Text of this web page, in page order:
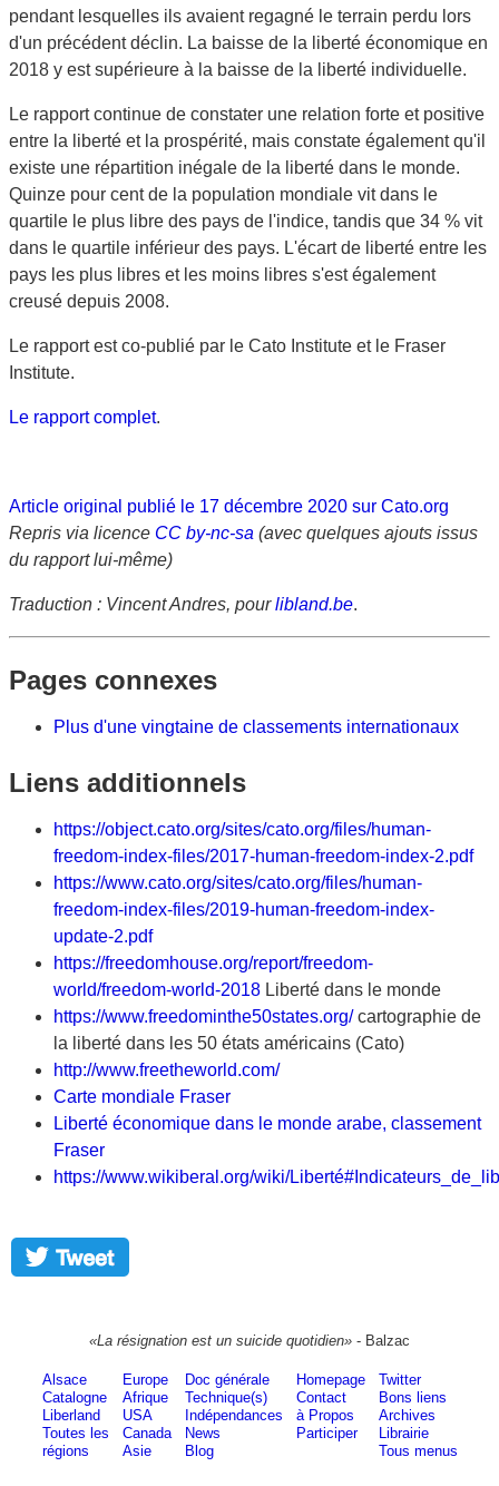
pendant lesquelles ils avaient regagné le terrain perdu lors
d'un précédent déclin. La baisse de la liberté économique en
2018 y est supérieure à la baisse de la liberté individuelle.
Le rapport continue de constater une relation forte et positive
entre la liberté et la prospérité, mais constate également qu'il
existe une répartition inégale de la liberté dans le monde.
Quinze pour cent de la population mondiale vit dans le
quartile le plus libre des pays de l'indice, tandis que 34 % vit
dans le quartile inférieur des pays. L'écart de liberté entre les
pays les plus libres et les moins libres s'est également
creusé depuis 2008.
Le rapport est co-publié par le Cato Institute et le Fraser
Institute.
Le rapport complet.
Article original publié le 17 décembre 2020 sur Cato.org
Repris via licence CC by-nc-sa (avec quelques ajouts issus
du rapport lui-même)
Traduction : Vincent Andres, pourlibland.be.
Pages connexes
Plus d'une vingtaine de classements internationaux
Liens additionnels
https://object.cato.org/sites/cato.org/files/human-
freedom-index-files/2017-human-freedom-index-2.pdf
https://www.cato.org/sites/cato.org/files/human-
freedom-index-files/2019-human-freedom-index-
update-2.pdf
https://freedomhouse.org/report/freedom-
world/freedom-world-2018 Liberté dans le monde
https://www.freedominthe50states.org/cartographie de
la liberté dans les 50 états américains (Cato)
http://www.freetheworld.com/
Carte mondiale Fraser
Liberté économique dans le monde arabe, classement
Fraser
https://www.wikiberal.org/wiki/
«La résignation est un suicide quotidien» - Balzac
Alsace
Catalogne
Liberland
Toutes les
régions
Europe
Afrique
USA
Canada
Asie
Doc générale
Technique(s)
Indépendances
News
Blog
Homepage
Contact
à Propos
Participer
Twitter
Bons liens
Archives
Librairie
Tous menus